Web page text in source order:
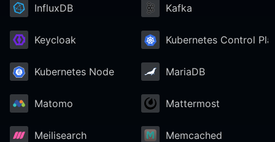
InfluxDB Kafka
Keycloak Kubernetes Control
Kubernetes Node MariaDB
Matomo Mattermost
Meilisearch Memcached